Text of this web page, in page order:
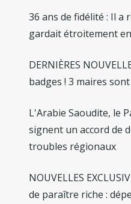
36 ans de fidélité : Il a
gardait étroitement
DERNIÈRES
badges ! 3 maires
L'Arabie Saoudite, le
signent un accord de
troubles régionaux
NOUVELLES
de paraître riche :